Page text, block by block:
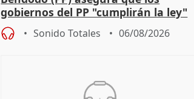
gobiernos del PP "cumplirán la ley"
sobre los menores migrantes
Sonido Totales 06/08/2026